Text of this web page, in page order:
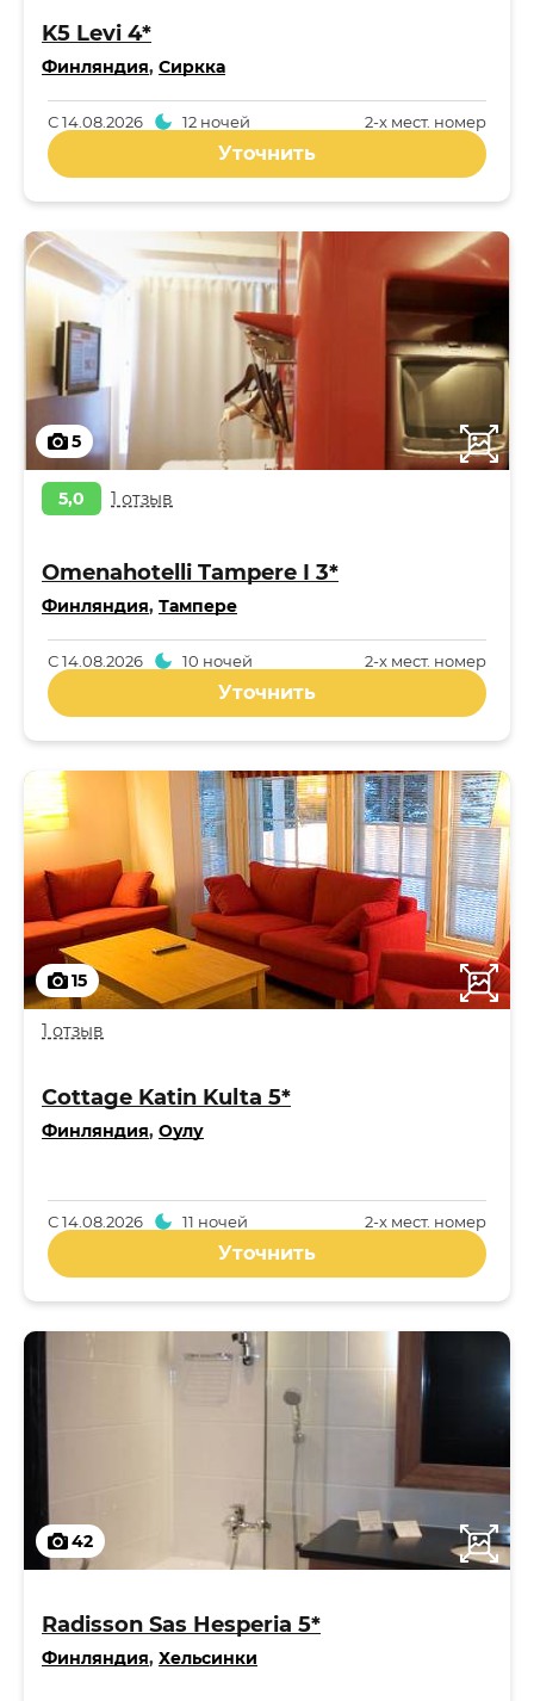
K5 Levi 4*
Финляндия, Сиркка
2-x мест. номер
С14.08.2026 12 ночей
Уточнить
5
5,0 1 отзыв
Omenahotelli Tampere I 3*
Финляндия, Тампере
2-x мест. номер
С14.08.2026 10 ночей
Уточнить
15
1 отзыв
Cottage Katin Kulta 5*
Финляндия, Оулу
2-x мест. номер
С14.08.2026 11 ночей
Уточнить
42
Radisson Sas Hesperia 5*
Финляндия, Хельсинки